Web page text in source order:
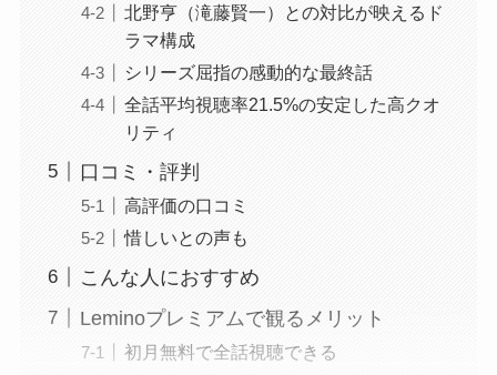
北野亨（滝藤賢一）との対比が映えるド
ラマ構成
シリーズ屈指の感動的な最終話
全話平均視聴率21.5%の安定した高クオ
リティ
口コミ・評判
高評価の口コミ
惜しいとの声も
こんな人におすすめ
Leminoプレミアムで観るメリット
初月無料で全話視聴できる